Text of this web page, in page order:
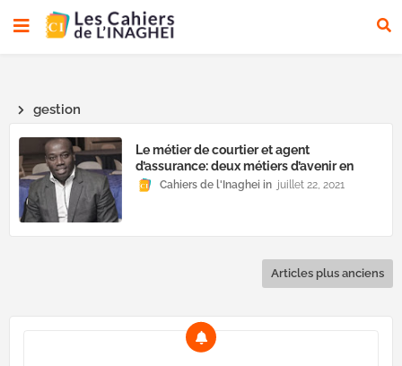
gestion
Le métier de courtier et agent
d’assurance: deux métiers d’avenir en
Haïti Enjeux et perspectives autour de la
Cahiers de l'Inaghei juillet 22, 2021
Articles plus anciens